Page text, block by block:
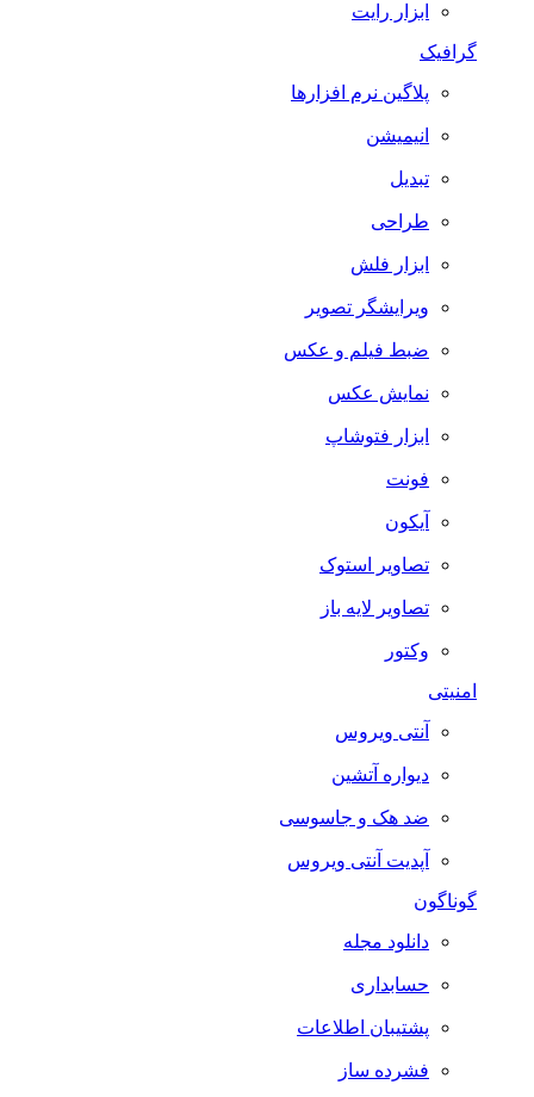
ابزار رایت
گرافیک
پلاگین نرم افزارها
انیمیشن
تبدیل
طراحی
ابزار فلش
ویرایشگر تصویر
ضبط فيلم و عكس
نمایش عکس
ابزار فتوشاپ
فونت
آیکون
تصاویر استوک
تصاویر لایه باز
وکتور
امنیتی
آنتی ویروس
دیواره آتشین
ضد هک و جاسوسی
آپدیت آنتی ویروس
گوناگون
دانلود مجله
حسابداری
پشتیبان اطلاعات
فشرده ساز